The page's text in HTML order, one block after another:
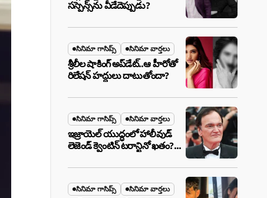
సస్పెన్స్‌ను వీడేదెప్పుడు?
సినిమా గాసిప్స్ సినిమా వార్తలు
శ్రీలీల షాకింగ్ అప్‌డేట్..ఆ హీరోతో
రిలేషన్ హద్దులు దాటుతోందా?
సినిమా గాసిప్స్ సినిమా వార్తలు
ఇజ్రాయెల్ యుద్ధంలో హాలీవుడ్
లెజెండ్ క్వెంటిన్ టరాన్టినో ఖతం?
బూడిదయ్యారా? అసలు నిజం
ఇదీ!
సినిమా గాసిప్స్ సినిమా వార్తలు